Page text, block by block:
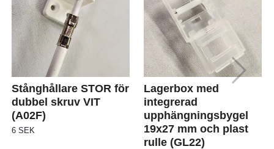
Stånghållare STOR för
dubbel skruv VIT
(A02F)
6 SEK
Lagerbox med
integrerad
upphängningsbygel
19x27 mm och plast
rulle (GL22)